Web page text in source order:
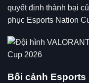
quyết định thành bại
phục Esports Nation
Bối cảnh Esports